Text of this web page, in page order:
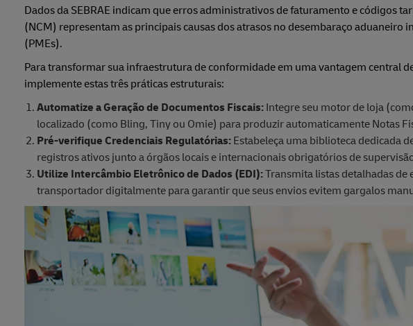
Dados da SEBRAE indicam que erros administrativos de faturamento e códigos
(NCM) representam as principais causas dos atrasos no desembaraço aduaneiro
(PMEs).
Para transformar sua infraestrutura de conformidade em uma vantagem central
implemente estas três práticas estruturais:
Automatize a Geração de Documentos Fiscais:Integre seu motor de loja
localizado (como Bling, Tiny ou Omie) para produzir automaticamente Notas
Pré-verifique Credenciais Regulatórias:Estabeleça uma biblioteca dedicada
registros ativos junto a órgãos locais e internacionais obrigatórios de
Utilize Intercâmbio Eletrônico de Dados (EDI):Transmita listas detalhadas de
transportador digitalmente para garantir que seus envios evitem gargalos